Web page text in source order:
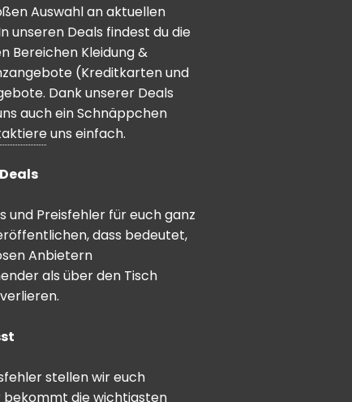
Auswahl an aktuellen
unseren Deals findest du die
Bereichen Kleidung &
(Kreditkarten und
Dank unserer Deals
auch ein Schnäppchen
uns einfach.
und Preisfehler für euch ganz
dass bedeutet,
Anbietern
als über den Tisch
stellen wir euch
bekommt die wichtigsten